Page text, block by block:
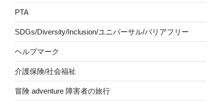
PTA
SDGs/Diversity/Inclusion/ユニバーサル/バリアフリー
ヘルプマーク
介護保険/社会福祉
冒険 adventure 障害者の旅行